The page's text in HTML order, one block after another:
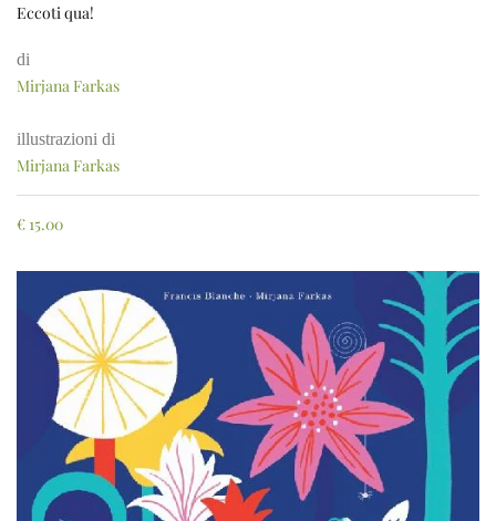
Eccoti qua!
di
Mirjana Farkas
illustrazioni di
Mirjana Farkas
€ 15.00